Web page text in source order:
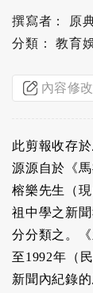
撰寫者： 原
分類： 教育
內容修
此剪報收存
源源自於《
榕樂先生（
祖中學之新
分分類之。
至1992年（
新聞內紀錄